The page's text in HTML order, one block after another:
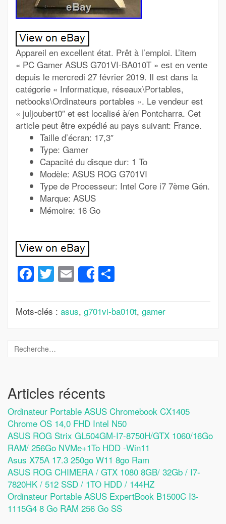
Appareil en excellent état. Prêt à l’emploi. L’item
« PC Gamer ASUS G701VI-BA010T » est en vente
depuis le mercredi 27 février 2019. Il est dans la
catégorie « Informatique, réseaux\Portables,
netbooks\Ordinateurs portables ». Le vendeur est
« juljoubert0″ et est localisé à/en Pontcharra. Cet
article peut être expédié au pays suivant: France.
Taille d’écran: 17,3″
Type: Gamer
Capacité du disque dur: 1 To
Modèle: ASUS ROG G701VI
Type de Processeur: Intel Core i7 7ème Gén.
Marque: ASUS
Mémoire: 16 Go
Facebook
Twitter
Email
Share
Mots-clés : asus, g701vi-ba010t, gamer
Articles récents
Ordinateur Portable ASUS Chromebook CX1405
Chrome OS 14,0 FHD Intel N50
ASUS ROG Strix GL504GM-I7-8750H/GTX 1060/16Go
RAM/ 256Go NVMe+1To HDD -Win11
Asus X75A 17.3 250go W11 8go Ram
ASUS ROG CHIMERA / GTX 1080 8GB/ 32Gb / I7-
7820HK / 512 SSD / 1TO HDD / 144HZ
Ordinateur Portable ASUS ExpertBook B1500C I3-
1115G4 8 Go RAM 256 Go SS